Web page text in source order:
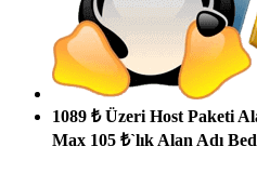
1089 ₺ Üzeri Host Paketi
Max 105 ₺`lık Alan Adı